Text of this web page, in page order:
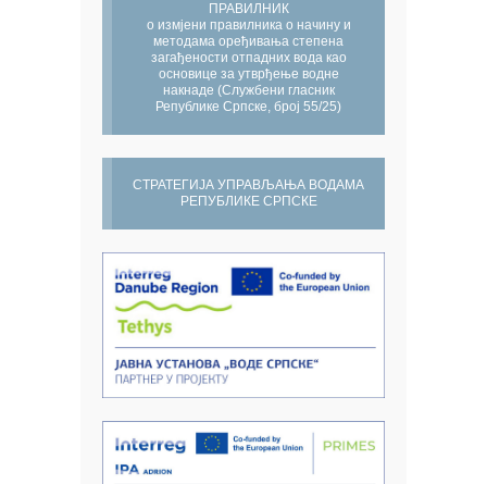
ПРАВИЛНИК
о измјени правилника о начину и
методама оређивања степена
загађености отпадних вода као
основице за утврђење водне
накнаде (Службени гласник
Републике Српске, број 55/25)
СТРАТЕГИЈА УПРАВЉАЊА ВОДАМА
РЕПУБЛИКЕ СРПСКЕ